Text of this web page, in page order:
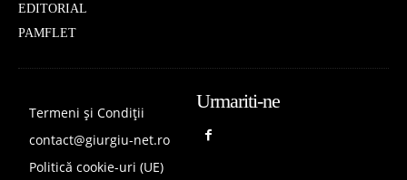
EDITORIAL
PAMFLET
Termeni și Condiții
contact@giurgiu-net.ro
Politică cookie-uri (UE)
Urmariti-ne